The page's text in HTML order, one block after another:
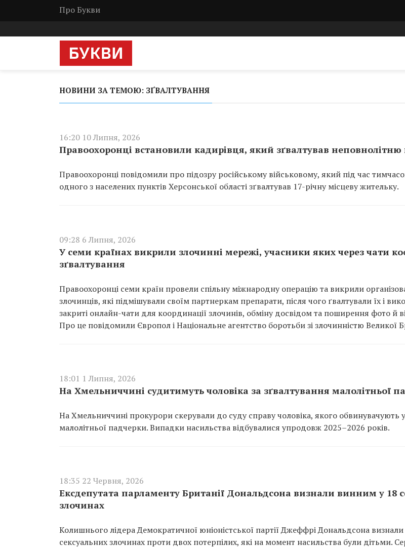
Про Букви
НОВИНИ ЗА ТЕМОЮ: ЗҐВАЛТУВАННЯ
16:20 10 Липня, 2026
Правоохоронці встановили кадирівця, який зґвалтував
Правоохоронці повідомили про підозру російському військовому, який під час
одного з населених пунктів Херсонської області зґвалтував 17-річну місцеву жительку.
09:28 6 Липня, 2026
У семи країнах викрили злочинні мережі, учасники яких через чати
зґвалтування
Правоохоронці семи країн провели спільну міжнародну операцію та викрили
злочинців, які підмішували своїм партнеркам препарати, після чого ґвалтували їх і
закриті онлайн-чати для координації злочинів, обміну досвідом та поширення фото й
Про це повідомили Європол і Національне агентство боротьби зі злочинністю Великої
18:01 1 Липня, 2026
На Хмельниччині судитимуть чоловіка за зґвалтування малолітньої
На Хмельниччині прокурори скерували до суду справу чоловіка, якого обвинувачують у
малолітньої падчерки. Випадки насильства відбувалися упродовж 2025–2026 років.
18:35 22 Червня, 2026
Ексдепутата парламенту Британії Дональдсона визнали винним у 18
злочинах
Колишнього лідера Демократичної юніоністської партії Джеффрі Дональдсона
сексуальних злочинах проти двох потерпілих, які на момент насильства були дітьми.